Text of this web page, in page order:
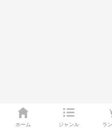
ホーム ジャンル ラ